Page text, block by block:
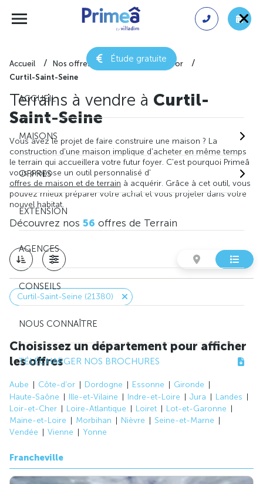
Étude gratuite
ACCUEIL
MAISONS
OFFRES
EXTENSION
AGENCES
CONSEILS
NOUS CONNAÎTRE
TÉLÉCHARGER NOS BROCHURES
Accueil Nos offres de terrain
Côte-d'or
Curtil-Saint-Seine
Terrains à vendre à Curtil-
Saint-Seine
Vous avez le projet de faire construire une maison ? La
construction d'une maison implique d'acheter en même temps
le terrain qui accueillera votre futur foyer. C'est pourquoi Primeâ
vous propose un outil personnalisé d'
offres de maison et de terrain à acquérir. Grâce à cet outil, vous
pouvez mieux préparer votre achat et vous projeter dans votre
nouvel habitat.
Découvrez nos 56 offres de Terrain
Curtil-Saint-Seine (21380)
Choisissez un département pour afficher
les offres
Aube Côte-d'or Dordogne Essonne
Gironde
Haute-Saône
Ille-et-Vilaine Indre-et-Loire Jura
Landes
Loir-et-Cher
Loire-Atlantique Loiret
Lot-et-Garonne
Maine-et-Loire
Morbihan Nièvre
Seine-et-Marne
Vendée
Vienne Yonne
Francheville